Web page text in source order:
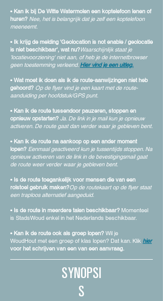
• Kan ik bij De Witte Watermolen een koptelefoon lenen of
huren? Nee, het is belangrijk dat je zelf een koptelefoon
meeneemt.
• Ik krijg de melding 'Geolocation is not enable / geolocatie
is niet beschikbaar', wat nu?Waarschijnlijk staat je
'locatievoorziening' niet aan, of heb je de internetbrowser
geen toestemming verleend. Hier vind je een uitleg.
• Wat moet ik doen als ik de route-aanwijzingen niet heb
gehoord? Op de flyer vind je een kaart met de route-
aanduiding per hoofdstuk/GPS punt.
• Kan ik de route tussendoor pauzeren, stoppen en
opnieuw opstarten? Ja. De link in je mail kun je opnieuw
activeren. De route gaat dan verder waar je gebleven bent.
• Kan ik de route na aankoop op een ander moment
lopen? Eenmaal geactiveerd kun je tussentijds stoppen. Na
opnieuw activeren van de link in de bevestigingsmailgaat
de route weer verder waar je gebleven bent.
• Is de route toegankelijk voor mensen die van een
rolstoel gebruik maken?Op de routekaart op de flyer staat
een traploos alternatief aangeduid.
• Is de route in meerdere talen beschikbaar? Momenteel
is StadsWoud enkel in het Nederlands beschikbaar.
• Kan ik de route ook als groep lopen? Wil je
WoudHout met een groep of klas lopen? Dat kan. Klik hier
voor hetschrijven van een van een aanvraag.
SYNOPSI
S